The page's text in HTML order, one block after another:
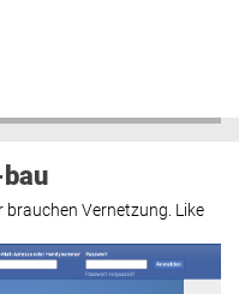
Vernetzung. Like